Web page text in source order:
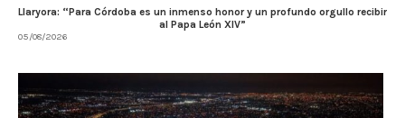
Llaryora: “Para Córdoba es un inmenso honor y un profundo orgullo recibir
al Papa León XIV”
05/08/2026